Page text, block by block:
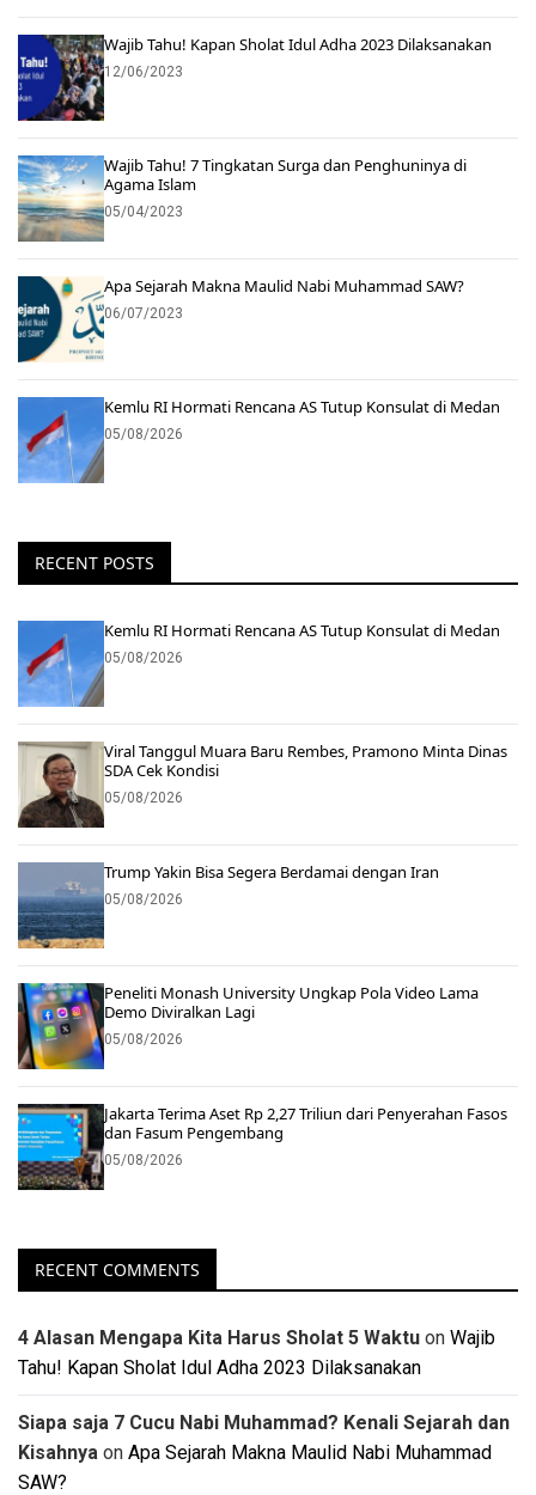
Wajib Tahu! Kapan Sholat Idul Adha 2023 Dilaksanakan
12/06/2023
Wajib Tahu! 7 Tingkatan Surga dan Penghuninya di
Agama Islam
05/04/2023
Apa Sejarah Makna Maulid Nabi Muhammad SAW?
06/07/2023
Kemlu RI Hormati Rencana AS Tutup Konsulat di Medan
05/08/2026
RECENT POSTS
Kemlu RI Hormati Rencana AS Tutup Konsulat di Medan
05/08/2026
Viral Tanggul Muara Baru Rembes, Pramono Minta Dinas
SDA Cek Kondisi
05/08/2026
Trump Yakin Bisa Segera Berdamai dengan Iran
05/08/2026
Peneliti Monash University Ungkap Pola Video Lama
Demo Diviralkan Lagi
05/08/2026
Jakarta Terima Aset Rp 2,27 Triliun dari Penyerahan Fasos
dan Fasum Pengembang
05/08/2026
RECENT COMMENTS
4 Alasan Mengapa Kita Harus Sholat 5 Waktu on Wajib
Tahu! Kapan Sholat Idul Adha 2023 Dilaksanakan
Siapa saja 7 Cucu Nabi Muhammad? Kenali Sejarah dan
Kisahnya on Apa Sejarah Makna Maulid Nabi Muhammad
SAW?